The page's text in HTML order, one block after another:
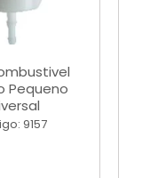
Pequeno
9157